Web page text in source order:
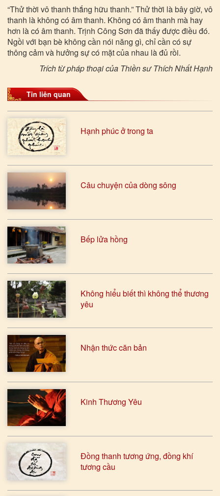
“Thử thời vô thanh thắng hữu thanh.” Thử thời là bây giờ, vô
thanh là không có âm thanh. Không có âm thanh mà hay
hơn là có âm thanh. Trịnh Công Sơn đã thấy được điều đó.
Ngồi với bạn bè không cần nói năng gì, chỉ cần có sự
thông cảm và hưởng sự có mặt của nhau là đủ rồi.
Trích từ pháp thoại của Thiền sư Thích Nhất Hạnh
Tin liên quan
Hạnh phúc ở trong ta
Câu chuyện của dòng sông
Bếp lửa hồng
Không hiểu biết thì không thể thương
yêu
Nhận thức căn bản
Kinh Thương Yêu
Đồng thanh tương ứng, đồng khí
tương cầu